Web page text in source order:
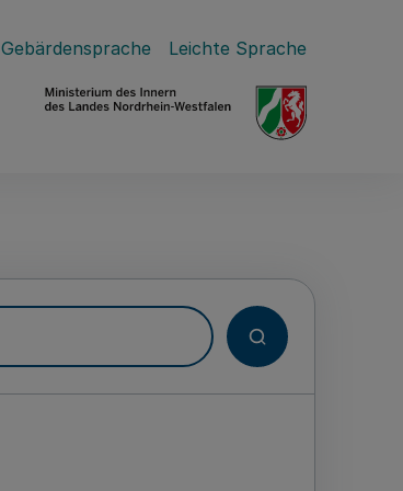
Gebärdensprache Leichte Sprache